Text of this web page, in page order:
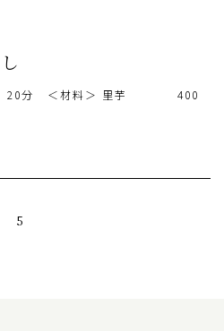
20分 ＜材料＞ 里芋 400
5